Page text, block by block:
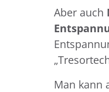
Aber auch
Man kann